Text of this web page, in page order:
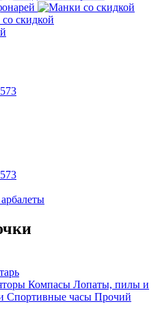
Компасы Лопаты, пилы и
Спортивные часы Прочий